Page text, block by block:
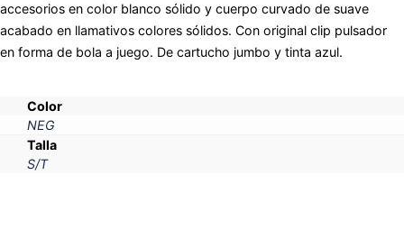
accesorios en color blanco sólido y cuerpo curvado de suave
acabado en llamativos colores sólidos. Con original clip pulsador
en forma de bola a juego. De cartucho jumbo y tinta azul.
Color
NEG
Talla
S/T